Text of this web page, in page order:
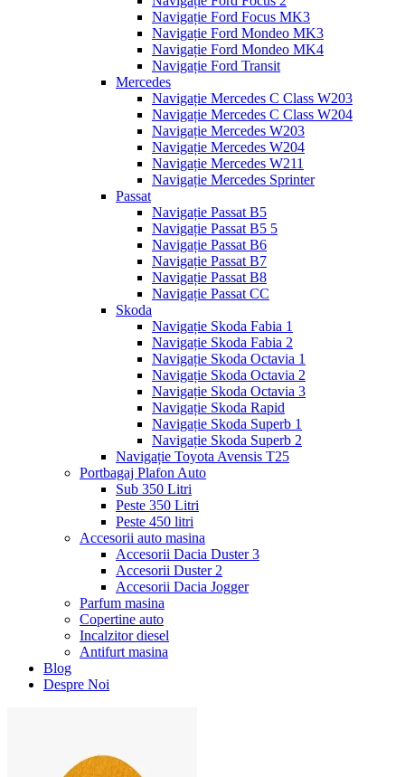
Navigație Ford Focus MK3
Navigație Ford Mondeo MK3
Navigație Ford Mondeo MK4
Navigație Ford Transit
Mercedes
Navigație Mercedes C Class W203
Navigație Mercedes C Class W204
Navigație Mercedes W203
Navigație Mercedes W204
Navigație Mercedes W211
Navigație Mercedes Sprinter
Passat
Navigație Passat B5
Navigație Passat B5 5
Navigație Passat B6
Navigație Passat B7
Navigație Passat B8
Navigație Passat CC
Skoda
Navigație Skoda Fabia 1
Navigație Skoda Fabia 2
Navigație Skoda Octavia 1
Navigație Skoda Octavia 2
Navigație Skoda Octavia 3
Navigație Skoda Rapid
Navigație Skoda Superb 1
Navigație Skoda Superb 2
Navigație Toyota Avensis T25
Portbagaj Plafon Auto
Sub 350 Litri
Peste 350 Litri
Peste 450 litri
Accesorii auto masina
Accesorii Dacia Duster 3
Accesorii Duster 2
Accesorii Dacia Jogger
Parfum masina
Copertine auto
Incalzitor diesel
Antifurt masina
Blog
Despre Noi